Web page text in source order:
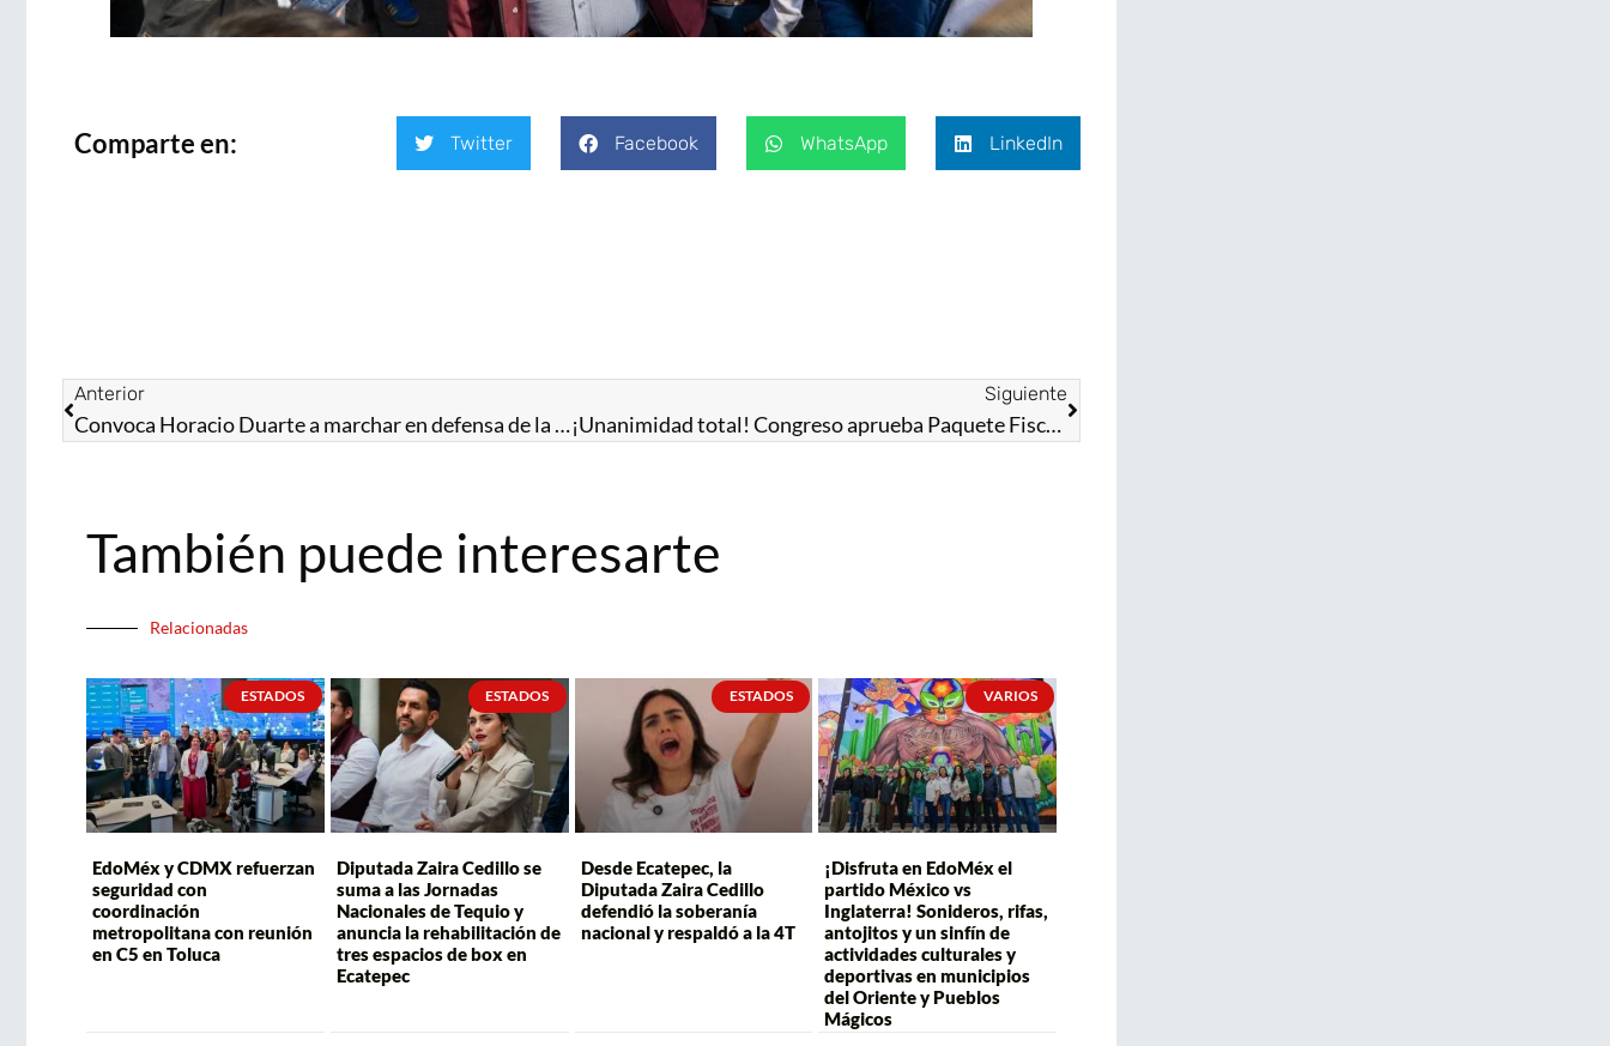
Comparte en: Twitter Facebook WhatsApp LinkedIn
Anterior
Convoca Horacio Duarte a marchar en defensa de la Presidenta Claudia Sheinbaum en el Zócalo de la CDMX
Siguiente
¡Unanimidad total! Congreso aprueba Paquete Fiscal 2026 de Delfina Gómez
También puede interesarte
Relacionadas
ESTADOS
EdoMéx y CDMX refuerzan
seguridad con
coordinación
metropolitana con reunión
en C5 en Toluca
ESTADOS
Diputada Zaira Cedillo se
suma a las Jornadas
Nacionales de Tequio y
anuncia la rehabilitación de
tres espacios de box en
Ecatepec
ESTADOS
Desde Ecatepec, la
Diputada Zaira Cedillo
defendió la soberanía
nacional y respaldó a la 4T
VARIOS
¡Disfruta en EdoMéx el
partido México vs
Inglaterra! Sonideros, rifas,
antojitos y un sinfín de
actividades culturales y
deportivas en municipios
del Oriente y Pueblos
Mágicos